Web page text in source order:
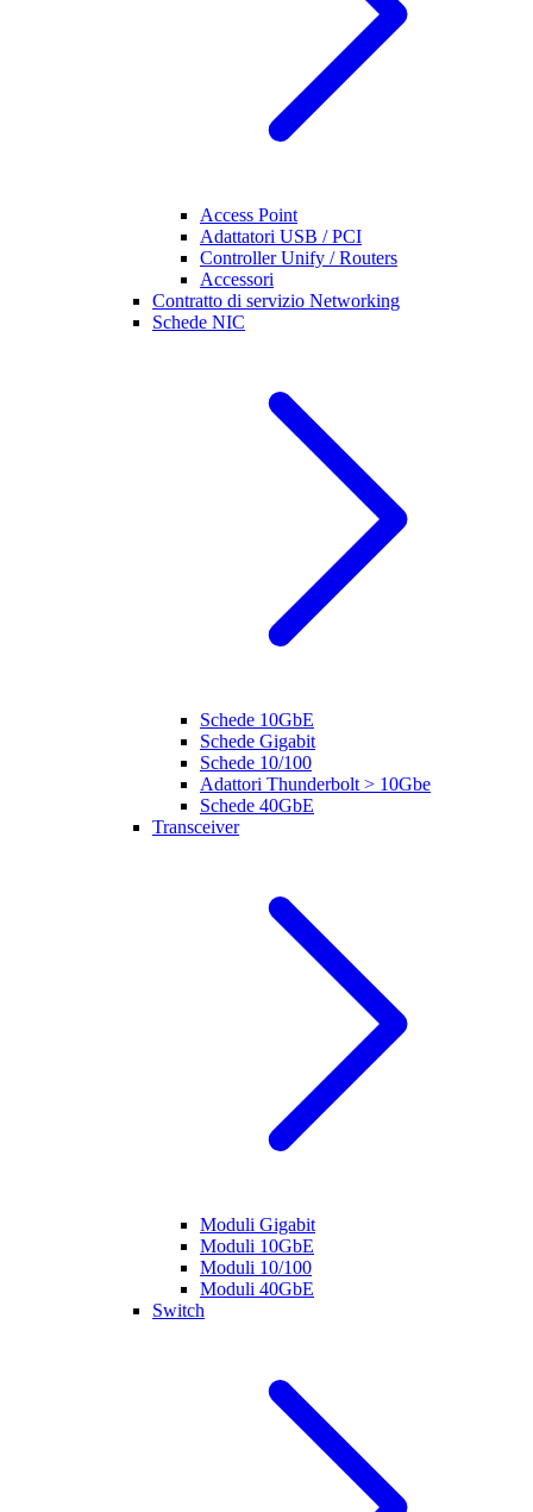
Access Point
Adattatori USB / PCI
Controller Unify / Routers
Accessori
Contratto di servizio Networking
Schede NIC
Schede 10GbE
Schede Gigabit
Schede 10/100
Adattori Thunderbolt > 10Gbe
Schede 40GbE
Transceiver
Moduli Gigabit
Moduli 10GbE
Moduli 10/100
Moduli 40GbE
Switch